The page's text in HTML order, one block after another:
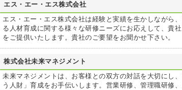
エス・エー・エス株式会社
エス・エー・エス株式会社は経験と実績を生かしながら
る人材育成に関する様々な研修ニーズにお応えして、貴
をご提供いたします。貴社のご要望をお聞かせ下さい。
株式会社未来マネジメント
未来マネジメントは、お客様との双方の対話を大切にし
う人財」育成をお手伝いします。営業研修、管理職研修